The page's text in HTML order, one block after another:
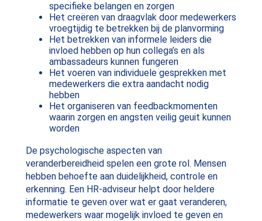
specifieke belangen en zorgen
Het creëren van draagvlak door medewerkers
vroegtijdig te betrekken bij de planvorming
Het betrekken van informele leiders die
invloed hebben op hun collega’s en als
ambassadeurs kunnen fungeren
Het voeren van individuele gesprekken met
medewerkers die extra aandacht nodig
hebben
Het organiseren van feedbackmomenten
waarin zorgen en angsten veilig geuit kunnen
worden
De psychologische aspecten van
veranderbereidheid spelen een grote rol. Mensen
hebben behoefte aan duidelijkheid, controle en
erkenning. Een HR-adviseur helpt door heldere
informatie te geven over wat er gaat veranderen,
medewerkers waar mogelijk invloed te geven en